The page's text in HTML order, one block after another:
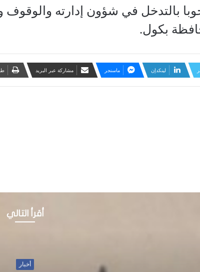
جوبا بالتدخل في شؤون إدارته
بكول.
لينكدإن ماسنجر مشاركة عبر البريد
أقرأ التالي
أخبار